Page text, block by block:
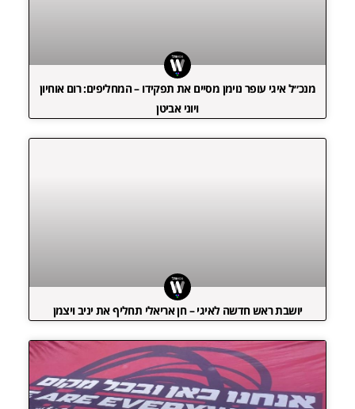
מנכ״ל איגי עופר נוימן מסיים את תפקידו – המחליפים: רום אוחיון
ויוני אביטן
יושבת ראש חדשה לאיגי – חן אריאלי תחליף את יניב ויצמן